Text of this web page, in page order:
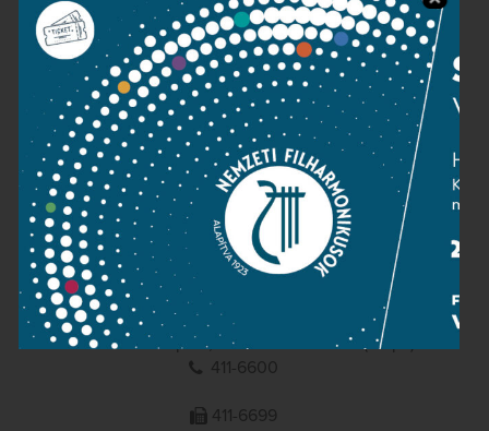
Sajtószoba
Adatvédelem
Impresszum
NEMZETI
FILHARMONIKUSOK
1095 Budapest, Komor Marcell u. 1. (Müpa)
411-6600
411-6699